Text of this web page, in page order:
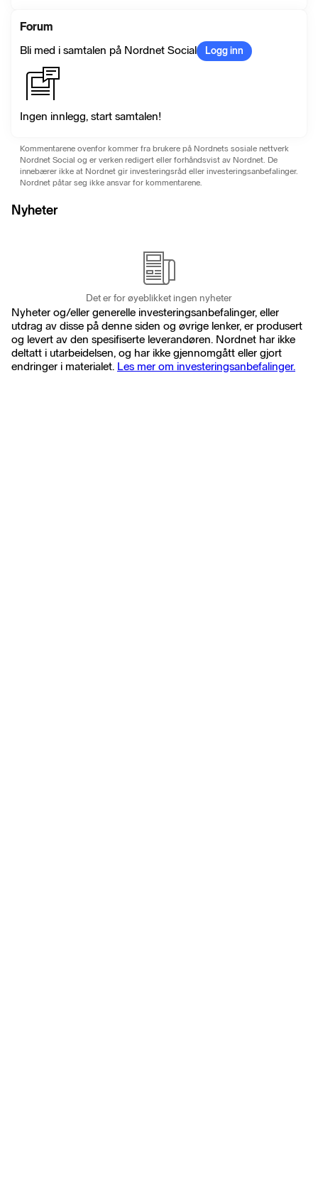
Forum
Bli med i samtalen på Nordnet Social
Logg inn
Ingen innlegg, start samtalen!
Kommentarene ovenfor kommer fra brukere på Nordnets sosiale nettverk
Nordnet Social og er verken redigert eller forhåndsvist av Nordnet. De
innebærer ikke at Nordnet gir investeringsråd eller investeringsanbefalinger.
Nordnet påtar seg ikke ansvar for kommentarene.
Nyheter
Det er for øyeblikket ingen nyheter
Nyheter og/eller generelle investeringsanbefalinger, eller
utdrag av disse på denne siden og øvrige lenker, er produsert
og levert av den spesifiserte leverandøren. Nordnet har ikke
deltatt i utarbeidelsen, og har ikke gjennomgått eller gjort
endringer i materialet. Les mer om investeringsanbefalinger.